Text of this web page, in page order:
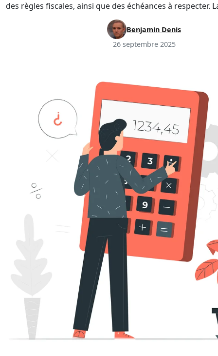
des règles fiscales, ainsi que des échéances à respecter.
Benjamin Denis
26 septembre 2025